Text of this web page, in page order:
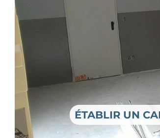
ÉTABLIR UN